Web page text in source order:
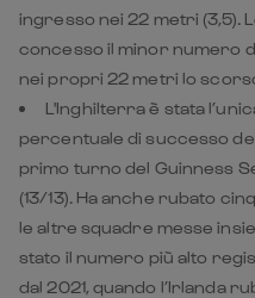
ingresso nei 22 metri (3,5).
concesso il minor numero
nei propri 22 metri lo
L'Inghilterra è stata
percentuale di successo
primo turno del Guinness
(13/13). Ha anche rubato
le altre squadre messe
stato il numero più alto
dal 2021, quando l’Irlanda